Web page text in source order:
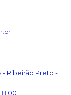
- Ribeirão Preto -